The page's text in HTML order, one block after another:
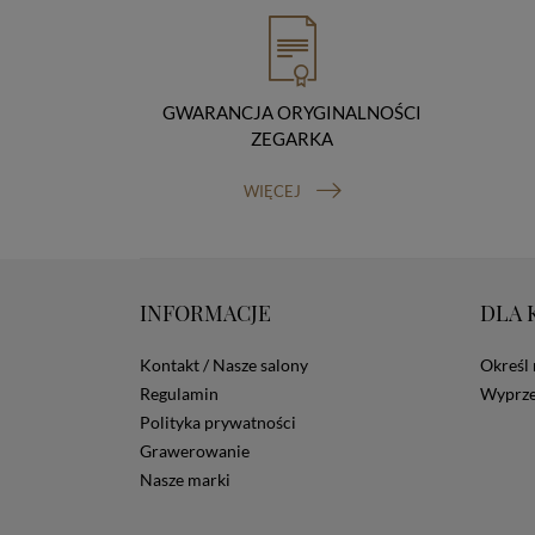
GWARANCJA ORYGINALNOŚCI
ZEGARKA
WIĘCEJ
INFORMACJE
Kontakt / Nasze salony
Regulamin
Polityka prywatności
Grawerowanie
Nasze marki
DLA
Określ